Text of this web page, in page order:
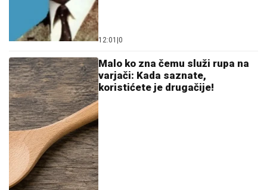
12:01 |0
Malo ko zna čemu služi rupa na
varjači: Kada saznate,
koristićete je drugačije!